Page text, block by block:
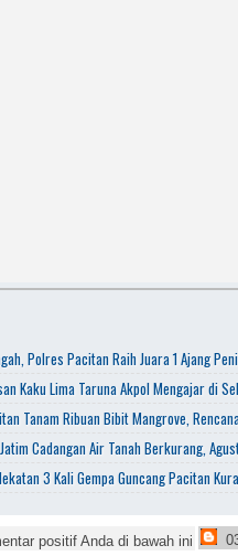
Polres Pacitan Raih Juara 1 Ajang
Kaku Lima Taruna Akpol Mengajar di
Tanam Ribuan Bibit Mangrove,
Cadangan Air Tanah Berkurang,
3 Kali Gempa Guncang Pacitan
positif Anda di bawah ini